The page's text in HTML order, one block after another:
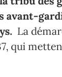
avant-
La
qui